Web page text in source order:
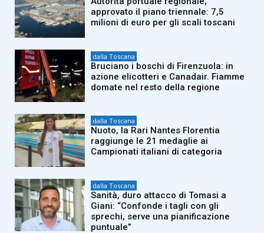
approvato il piano triennale: 7,5
milioni di euro per gli scali toscani
dalla Toscana
Bruciano i boschi di Firenzuola: in
azione elicotteri e Canadair. Fiamme
domate nel resto della regione
dalla Toscana
Nuoto, la Rari Nantes Florentia
raggiunge le 21 medaglie ai
Campionati italiani di categoria
dalla Toscana
Sanità, duro attacco di Tomasi a
Giani: “Confonde i tagli con gli
sprechi, serve una pianificazione
puntuale”